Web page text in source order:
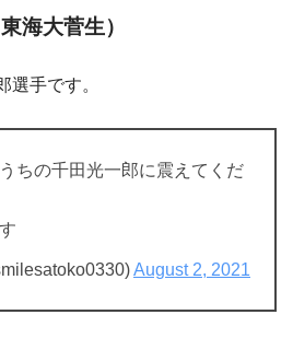
海大菅生）
選手です。
ちの千田光一郎に震えてくだ
August 2, 2021